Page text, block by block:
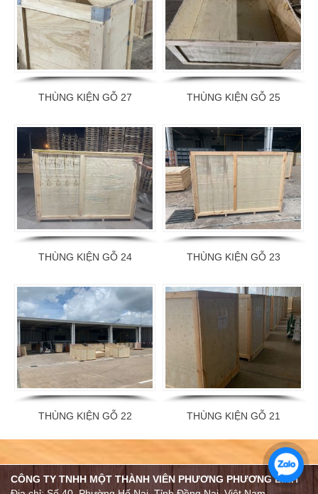
THÙNG KIỆN GỖ 27 THÙNG KIỆN GỖ 25
THÙNG KIỆN GỖ 24 THÙNG KIỆN GỖ 23
THÙNG KIỆN GỖ 22 THÙNG KIỆN GỖ 21
CÔNG TY TNHH MỘT THÀNH VIÊN PHƯƠNG PHƯƠNG LINH